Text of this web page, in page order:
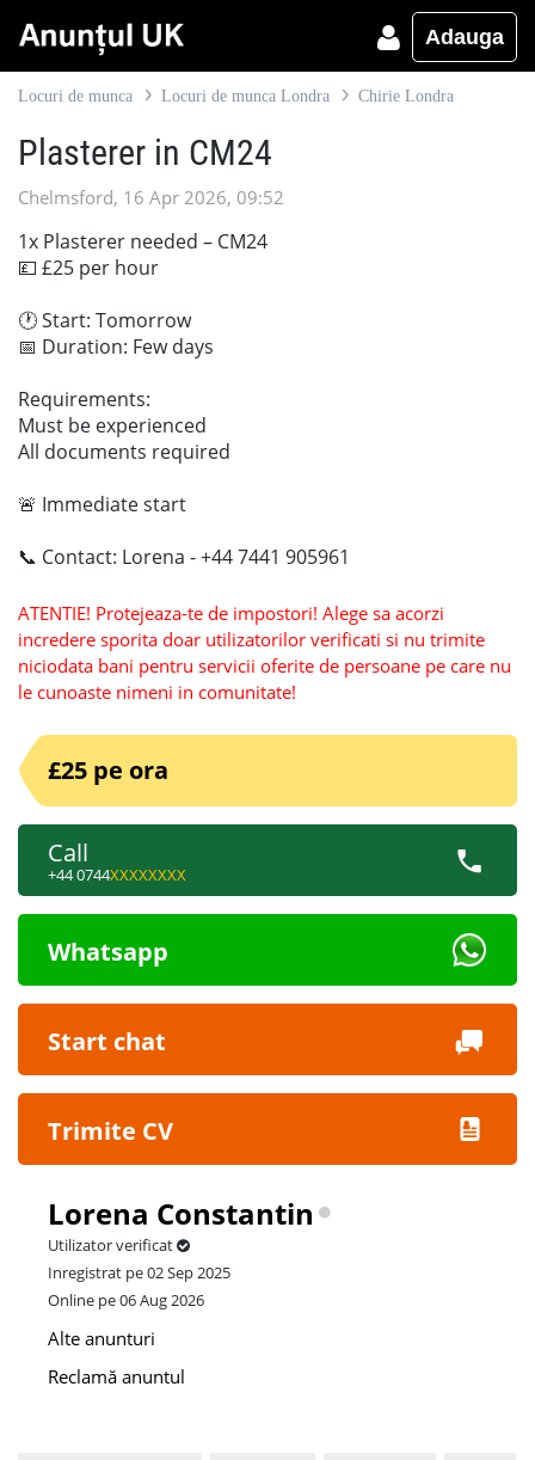
Adauga
Locuri de munca Locuri de munca Londra Chirie Londra
Plasterer in CM24
Chelmsford, 16 Apr 2026, 09:52
1x Plasterer needed – CM24
💷 £25 per hour
🕐 Start: Tomorrow
📅 Duration: Few days
Requirements:
Must be experienced
All documents required
🚨 Immediate start
📞 Contact: Lorena - +44 7441 905961
ATENTIE! Protejeaza-te de impostori! Alege sa acorzi
incredere sporita doar utilizatorilor verificati si nu trimite
niciodata bani pentru servicii oferite de persoane pe care nu
le cunoaste nimeni in comunitate!
£25 pe ora
Call
+44 0744XXXXXXXX
Whatsapp
Start chat
Trimite CV
Lorena Constantin
Utilizator verificat
Inregistrat pe 02 Sep 2025
Online pe 06 Aug 2026
Alte anunturi
Reclamă anuntul